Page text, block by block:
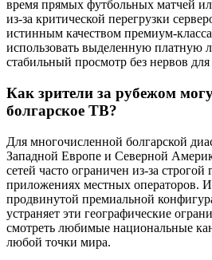
время прямых футбольных матчей
из-за критической перегрузки
истинным качеством премиум-
использовать выделенную платную
стабильный просмотр без нервов
Как зрители за рубежом
болгарское ТВ?
Для многочисленной болгарской
Западной Европе и Северной
сетей часто ограничен из-за строгой
приложениях местных операторов.
продвинутой премиальной
устраняет эти географические
смотреть любимые национальные
любой точки мира.